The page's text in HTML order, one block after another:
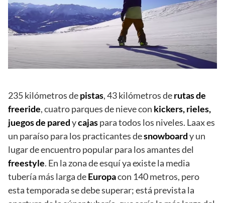
235 kilómetros depistas, 43 kilómetros derutas de
freeride, cuatro parques de nieve con kickers, rieles,
juegos de paredycajaspara todos los niveles. Laax es
un paraíso para los practicantes desnowboardy un
lugar de encuentro popular para los amantes del
freestyle. En la zona de esquí ya existe la media
tubería más larga deEuropacon 140 metros, pero
esta temporada se debe superar; está prevista la